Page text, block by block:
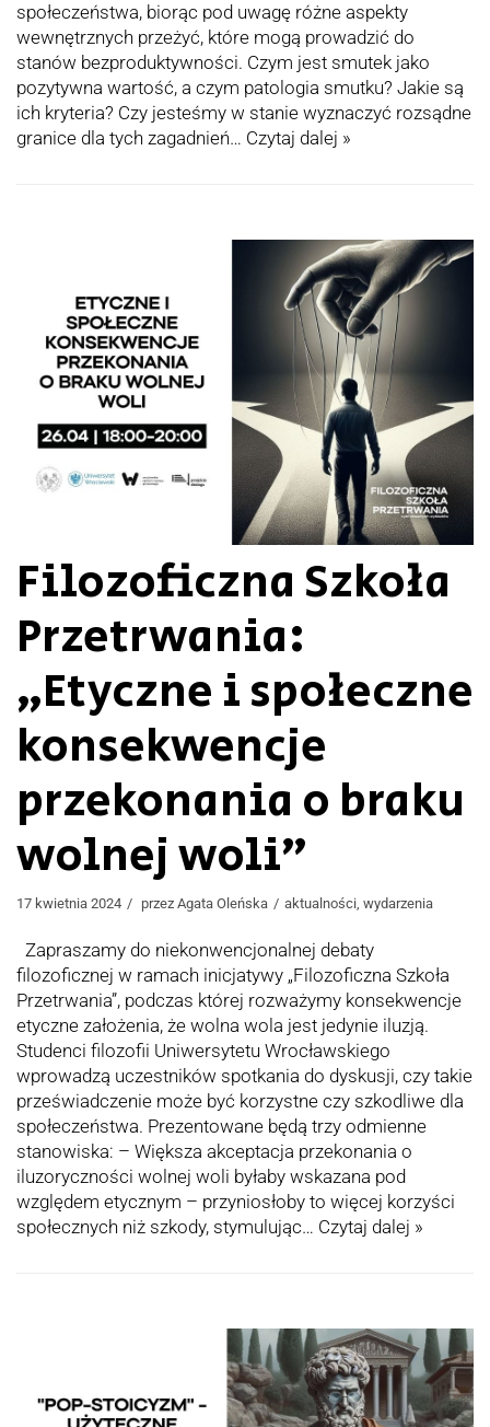
społeczeństwa, biorąc pod uwagę różne aspekty
wewnętrznych przeżyć, które mogą prowadzić do
stanów bezproduktywności. Czym jest smutek jako
pozytywna wartość, a czym patologia smutku? Jakie są
ich kryteria? Czy jesteśmy w stanie wyznaczyć rozsądne
granice dla tych zagadnień… Czytaj dalej »
Filozoficzna Szkoła
Przetrwania:
„Etyczne i społeczne
konsekwencje
przekonania o braku
wolnej woli”
17 kwietnia 2024 przez Agata Oleńska aktualności, wydarzenia
Zapraszamy do niekonwencjonalnej debaty
filozoficznej w ramach inicjatywy „Filozoficzna Szkoła
Przetrwania”, podczas której rozważymy konsekwencje
etyczne założenia, że wolna wola jest jedynie iluzją.
Studenci filozofii Uniwersytetu Wrocławskiego
wprowadzą uczestników spotkania do dyskusji, czy takie
przeświadczenie może być korzystne czy szkodliwe dla
społeczeństwa. Prezentowane będą trzy odmienne
stanowiska: – Większa akceptacja przekonania o
iluzoryczności wolnej woli byłaby wskazana pod
względem etycznym – przyniosłoby to więcej korzyści
społecznych niż szkody, stymulując… Czytaj dalej »